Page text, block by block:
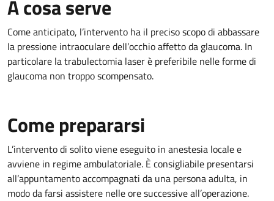
A cosa serve
Come anticipato, l’intervento ha il preciso scopo di abbassare
la pressione intraoculare dell’occhio affetto da glaucoma. In
particolare la trabulectomia laser è preferibile nelle forme di
glaucoma non troppo scompensato.
Come prepararsi
L’intervento di solito viene eseguito in anestesia locale e
avviene in regime ambulatoriale. È consigliabile presentarsi
all’appuntamento accompagnati da una persona adulta, in
modo da farsi assistere nelle ore successive all’operazione.